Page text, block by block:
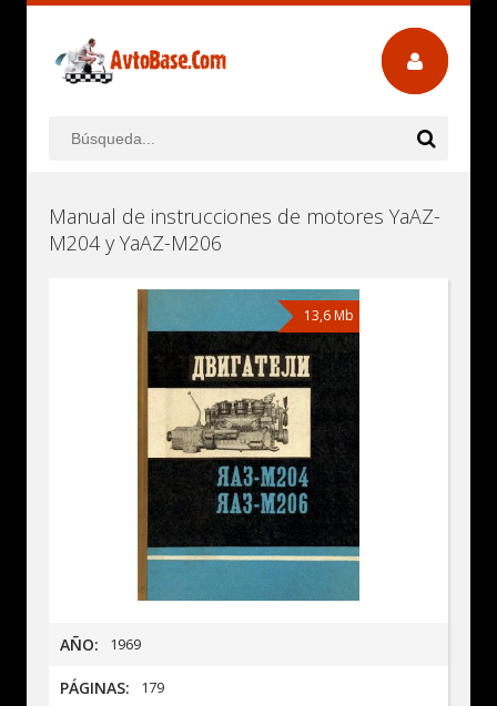
Manual de instrucciones de motores YaAZ-
M204 y YaAZ-M206
13,6 Mb
AÑO: 1969
PÁGINAS: 179